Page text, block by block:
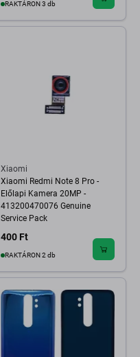
RAKTÁRON 3 db
Xiaomi
Xiaomi Redmi Note 8 Pro -
Előlapi Kamera 20MP -
413200470076 Genuine
Service Pack
400 Ft
RAKTÁRON 2 db